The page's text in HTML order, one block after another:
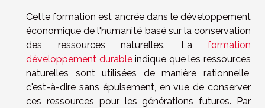
Cette formation est ancrée dans le développement
économique de l'humanité basé sur la conservation
des ressources naturelles. La formation
développement durableindique que les ressources
naturelles sont utilisées de manière rationnelle,
c'est-à-dire sans épuisement, en vue de conserver
ces ressources pour les générations futures. Par